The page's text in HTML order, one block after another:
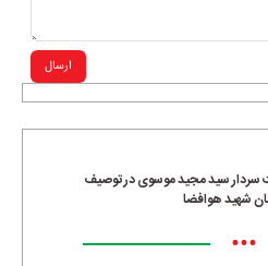
سردار سید مجید موسوی در توصیف
شهید هوافضا
•••
ارسال